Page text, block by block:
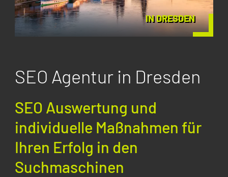
IN DRESDEN
SEO Agentur in Dresden
SEO Auswertung und
individuelle Maßnahmen für
Ihren Erfolg in den
Suchmaschinen